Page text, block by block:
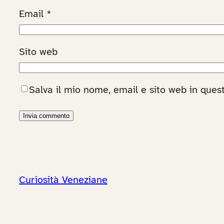
Email *
Sito web
Salva il mio nome, email e sito web in
Curiosità Veneziane